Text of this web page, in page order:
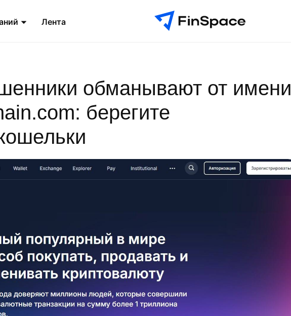
Лента
обманывают от имени
берегите